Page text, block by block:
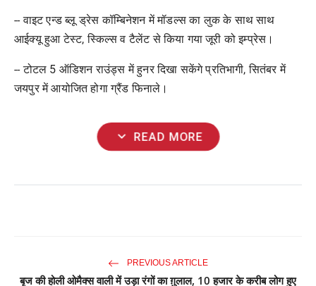
-- वाइट एन्ड ब्लू ड्रेस कॉम्बिनेशन में मॉडल्स का लुक के साथ साथ
आईक्यू हुआ टेस्ट, स्किल्स व टैलेंट से किया गया जूरी को इम्प्रेस।
-- टोटल 5 ऑडिशन राउंड्स में हुनर दिखा सकेंगे प्रतिभागी, सितंबर में
जयपुर में आयोजित होगा ग्रैंड फिनाले।
expand_more READ MORE
PREVIOUS ARTICLE
बृज की होली ओमैक्स वाली में उड़ा रंगों का ग़ुलाल, 10 हजार के करीब लोग हुए